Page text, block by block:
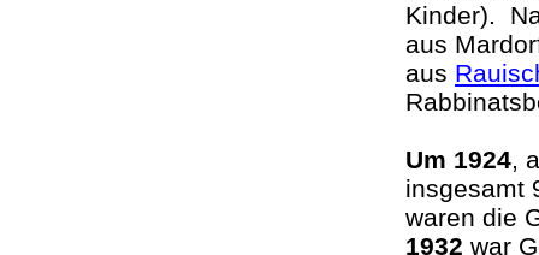
Kinder).
aus
aus
Um 1924,
insgesamt
waren die
1932 war